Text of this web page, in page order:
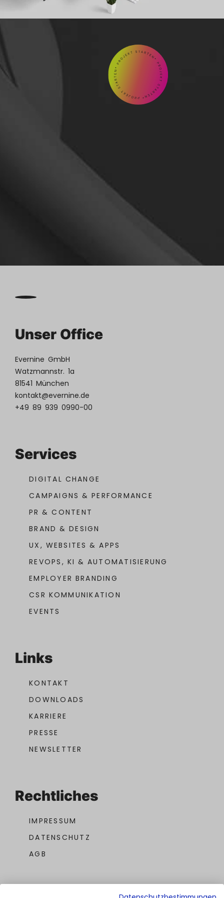
GEMEINSAM
aufnehmen
Unser Office
Evernine GmbH
Watzmannstr. 1a
81541 München
kontakt@evernine.de
+49 89 939 0990-00
Services
DIGITAL CHANGE
CAMPAIGNS & PERFORMANCE
PR & CONTENT
BRAND & DESIGN
UX, WEBSITES & APPS
REVOPS, KI & AUTOMATISIERUNG
EMPLOYER BRANDING
CSR KOMMUNIKATION
EVENTS
Links
KONTAKT
DOWNLOADS
KARRIERE
PRESSE
NEWSLETTER
Rechtliches
IMPRESSUM
DATENSCHUTZ
AGB
Datenschutzbestimmungen